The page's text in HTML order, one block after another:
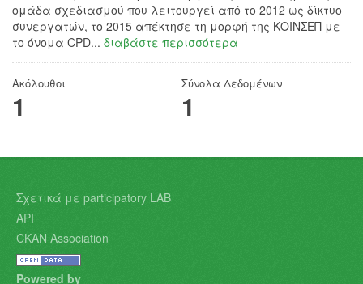
ομάδα σχεδιασμού που λειτουργεί από το 2012 ως δίκτυο
συνεργατών, το 2015 απέκτησε τη μορφή της ΚΟΙΝΣΕΠ με
το όνομα CPD... διαβάστε περισσότερα
Ακόλουθοι
1
Σύνολα Δεδομένων
1
Σχετικά με participatory LAB
API
CKAN Association
Powered by